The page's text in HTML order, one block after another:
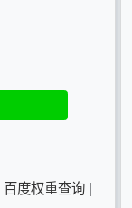
百度权重查询 |